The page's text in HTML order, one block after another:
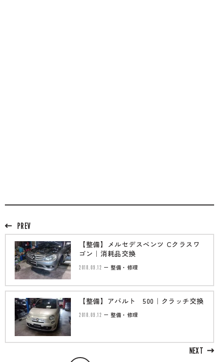
PREV
【整備】メルセデスベンツ Cクラスワ
ゴン｜消耗品交換
2018.09.12 整備・修理
NEXT
【整備】アバルト 500｜クラッチ交換
2018.09.12 整備・修理